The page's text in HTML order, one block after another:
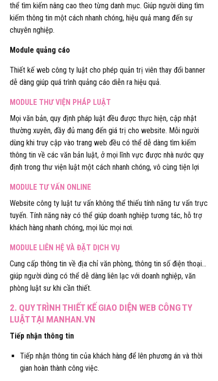
thể tìm kiếm nâng cao theo từng danh mục. Giúp người dùng tìm
kiếm thông tin một cách nhanh chóng, hiệu quả mang đến sự
chuyên nghiệp.
Module quảng cáo
Thiết kế web công ty luật cho phép quản trị viên thay đổi banner
dễ dàng giúp quá trình quảng cáo diễn ra hiệu quả.
MODULE THƯ VIỆN PHÁP LUẬT
Mọi văn bản, quy định pháp luật đều được thực hiện, cập nhật
thường xuyên, đầy đủ mang đến giá trị cho website. Mỗi người
dùng khi truy cập vào trang web đều có thể dễ dàng tìm kiếm
thông tin về các văn bản luật, ở mọi lĩnh vực được nhà nước quy
định trong thư viện luật một cách nhanh chóng, vô cùng tiện lợi
MODULE TƯ VẤN ONLINE
Website công ty luật tư vấn không thể thiếu tính năng tư vấn trực
tuyến. Tính năng này có thể giúp doanh nghiệp tương tác, hỗ trợ
khách hàng nhanh chóng, mọi lúc mọi nơi.
MODULE LIÊN HỆ VÀ ĐẶT DỊCH VỤ
Cung cấp thông tin về địa chỉ văn phòng, thông tin số điện thoại…
giúp người dùng có thể dễ dàng liên lạc với doanh nghiệp, văn
phòng luật sư khi cần thiết.
2. QUY TRÌNH THIẾT KẾ GIAO DIỆN WEB CÔNG TY
LUẬT TẠI MANHAN.VN
Tiếp nhận thông tin
Tiếp nhận thông tin của khách hàng để lên phương án và thời
gian hoàn thành công việc.